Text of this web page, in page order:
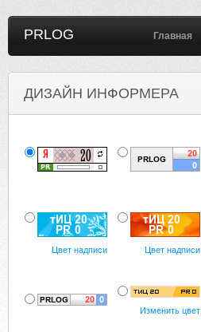
PRLOG Главная
ДИЗАЙН ИНФОРМЕРА
Цвет надписи Цвет надписи
Изменить цвет